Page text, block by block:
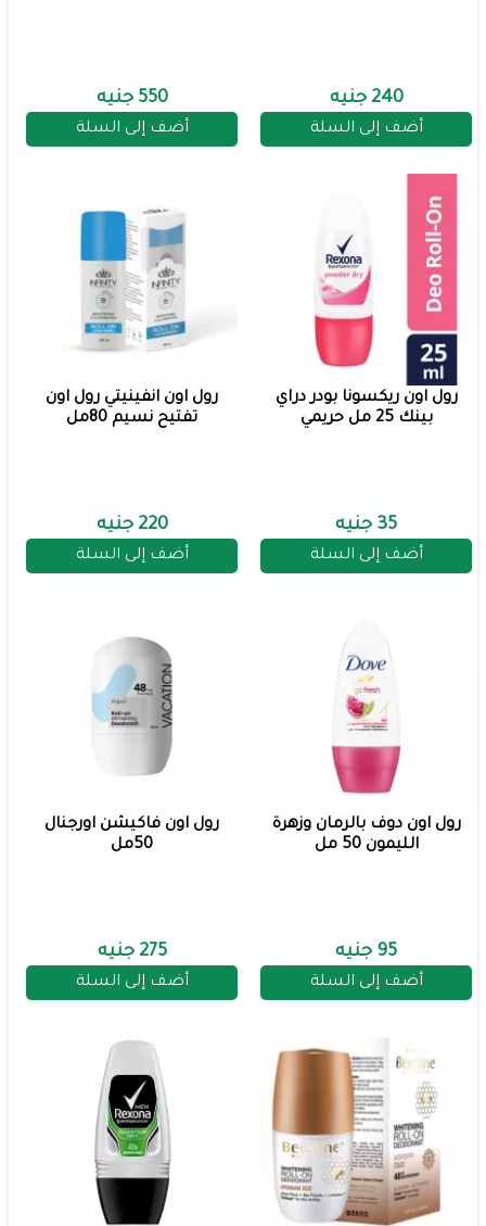
240 جنيه
أضف إلى السلة
550 جنيه
أضف إلى السلة
رول اون ريكسونا بودر دراي
بينك 25 مل حريمي
35 جنيه
أضف إلى السلة
رول اون انفينيتي رول اون
تفتيح نسيم 80مل
220 جنيه
أضف إلى السلة
رول اون دوف بالرمان وزهرة
الليمون 50 مل
95 جنيه
أضف إلى السلة
رول اون فاكيشن اورجنال
50مل
275 جنيه
أضف إلى السلة